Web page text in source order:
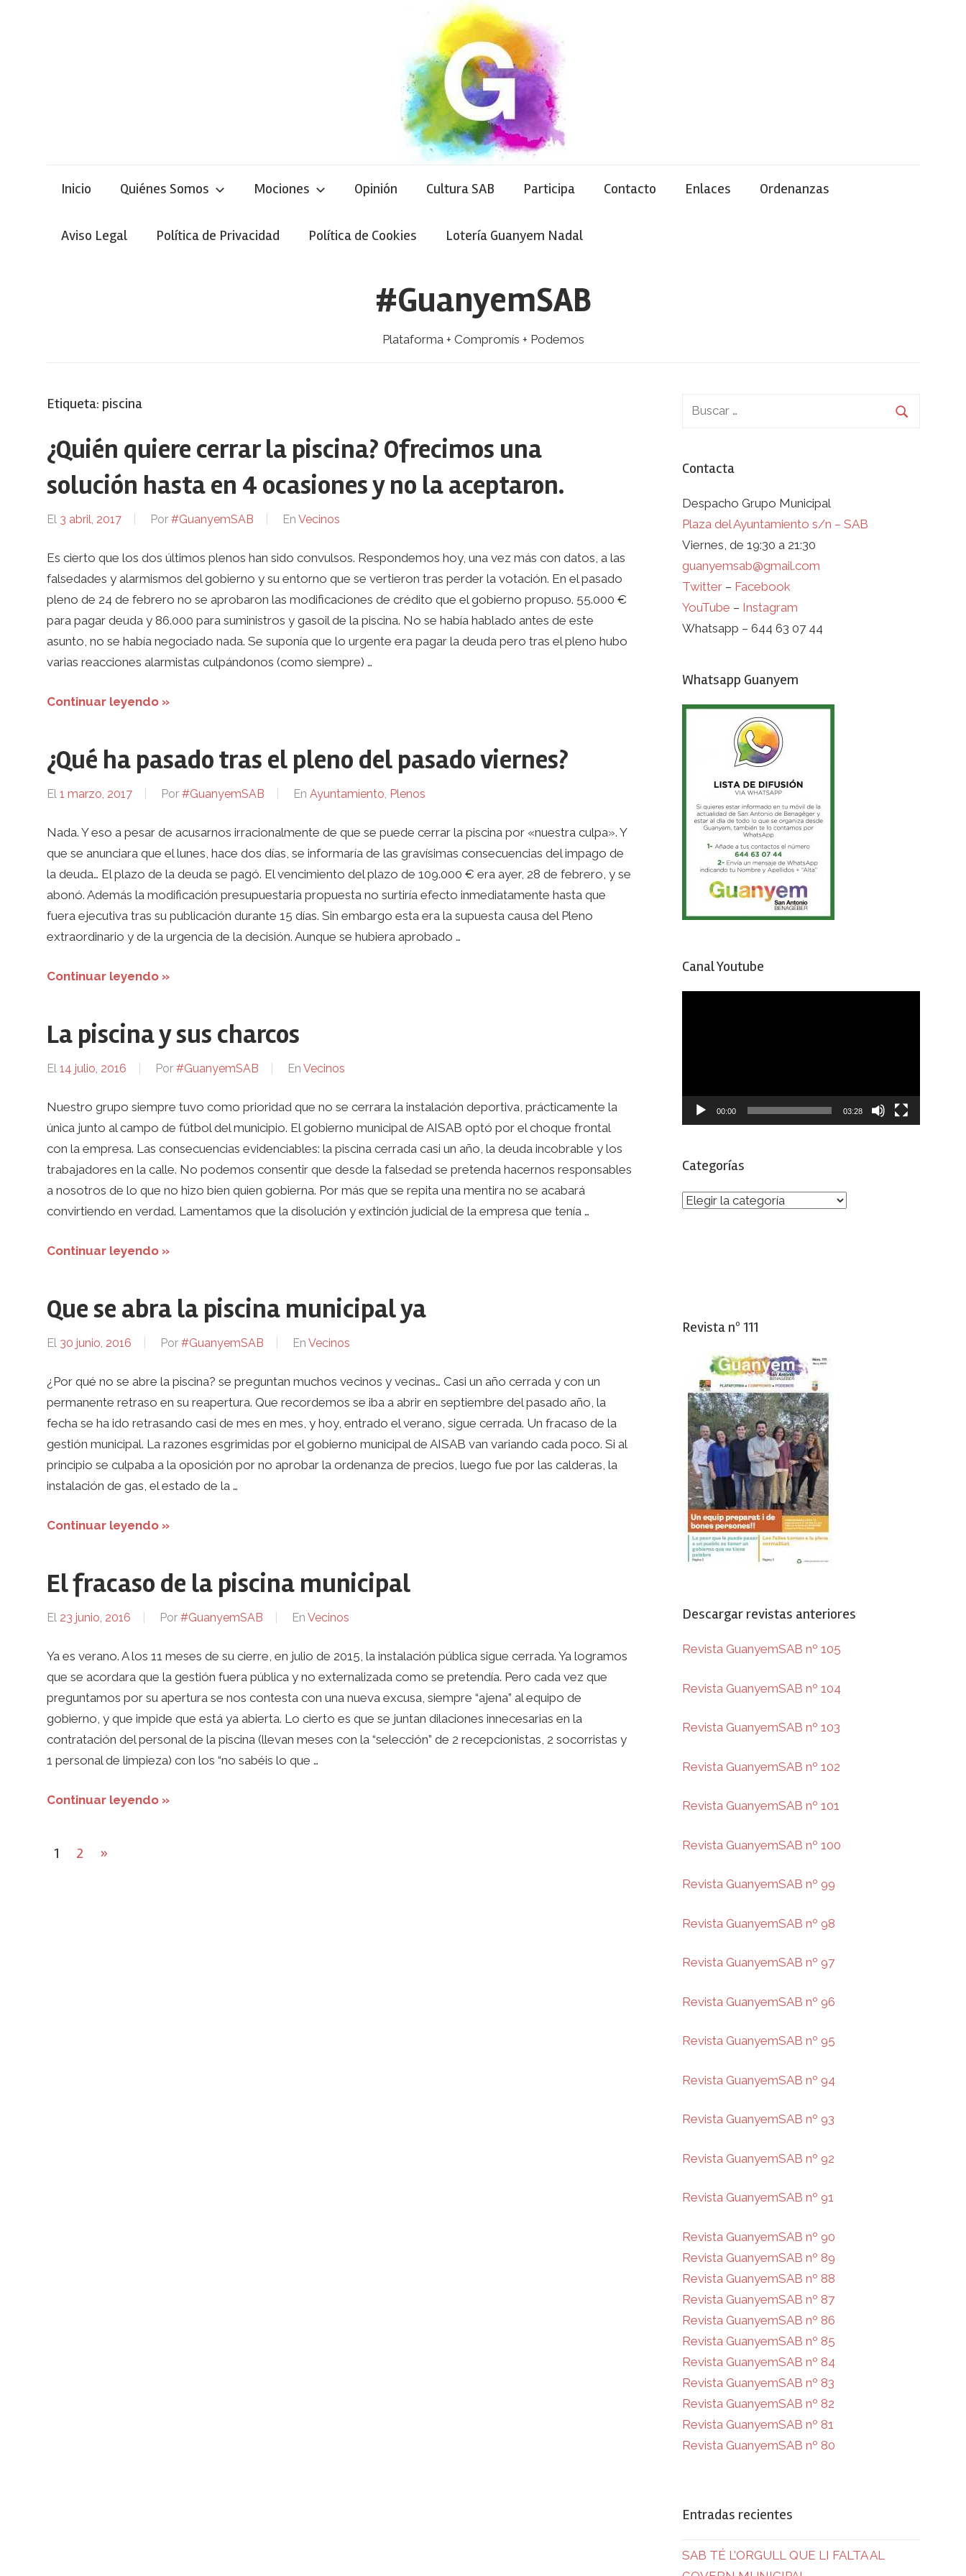
Inicio Quiénes Somos Mociones Opinión Cultura SAB Participa Contacto Enlaces Ordenanzas
Aviso Legal Política de Privacidad Política de Cookies Lotería Guanyem Nadal
#GuanyemSAB
Plataforma + Compromís + Podemos
Etiqueta: piscina
¿Quién quiere cerrar la piscina? Ofrecimos una
solución hasta en 4 ocasiones y no la aceptaron.
El 3 abril, 2017 Por #GuanyemSAB En Vecinos
Es cierto que los dos últimos plenos han sido convulsos. Respondemos hoy, una vez más con datos, a las
falsedades y alarmismos del gobierno y su entorno que se vertieron tras perder la votación. En el pasado
pleno de 24 de febrero no se aprobaron las modificaciones de crédito que el gobierno propuso. 55.000 €
para pagar deuda y 86.000 para suministros y gasoil de la piscina. No se había hablado antes de este
asunto, no se había negociado nada. Se suponía que lo urgente era pagar la deuda pero tras el pleno hubo
varias reacciones alarmistas culpándonos (como siempre) …
Continuar leyendo »
¿Qué ha pasado tras el pleno del pasado viernes?
El 1 marzo, 2017 Por #GuanyemSAB En Ayuntamiento, Plenos
Nada. Y eso a pesar de acusarnos irracionalmente de que se puede cerrar la piscina por «nuestra culpa». Y
que se anunciara que el lunes, hace dos días, se informaría de las gravísimas consecuencias del impago de
la deuda… El plazo de la deuda se pagó. El vencimiento del plazo de 109.000 € era ayer, 28 de febrero, y se
abonó. Además la modificación presupuestaria propuesta no surtiría efecto inmediatamente hasta que
fuera ejecutiva tras su publicación durante 15 días. Sin embargo esta era la supuesta causa del Pleno
extraordinario y de la urgencia de la decisión. Aunque se hubiera aprobado …
Continuar leyendo »
La piscina y sus charcos
El 14 julio, 2016 Por #GuanyemSAB En Vecinos
Nuestro grupo siempre tuvo como prioridad que no se cerrara la instalación deportiva, prácticamente la
única junto al campo de fútbol del municipio. El gobierno municipal de AISAB optó por el choque frontal
con la empresa. Las consecuencias evidenciables: la piscina cerrada casi un año, la deuda incobrable y los
trabajadores en la calle. No podemos consentir que desde la falsedad se pretenda hacernos responsables
a nosotros de lo que no hizo bien quien gobierna. Por más que se repita una mentira no se acabará
convirtiendo en verdad. Lamentamos que la disolución y extinción judicial de la empresa que tenía …
Continuar leyendo »
Que se abra la piscina municipal ya
El 30 junio, 2016 Por #GuanyemSAB En Vecinos
¿Por qué no se abre la piscina? se preguntan muchos vecinos y vecinas… Casi un año cerrada y con un
permanente retraso en su reapertura. Que recordemos se iba a abrir en septiembre del pasado año, la
fecha se ha ido retrasando casi de mes en mes, y hoy, entrado el verano, sigue cerrada. Un fracaso de la
gestión municipal. La razones esgrimidas por el gobierno municipal de AISAB van variando cada poco. Si al
principio se culpaba a la oposición por no aprobar la ordenanza de precios, luego fue por las calderas, la
instalación de gas, el estado de la …
Continuar leyendo »
El fracaso de la piscina municipal
El 23 junio, 2016 Por #GuanyemSAB En Vecinos
Ya es verano. A los 11 meses de su cierre, en julio de 2015, la instalación pública sigue cerrada. Ya logramos
que se acordara que la gestión fuera pública y no externalizada como se pretendía. Pero cada vez que
preguntamos por su apertura se nos contesta con una nueva excusa, siempre “ajena” al equipo de
gobierno, y que impide que está ya abierta. Lo cierto es que se juntan dilaciones innecesarias en la
contratación del personal de la piscina (llevan meses con la “selección” de 2 recepcionistas, 2 socorristas y
1 personal de limpieza) con los “no sabéis lo que …
Continuar leyendo »
Paginación
1 2
Next
»
Contacta
Despacho Grupo Municipal
Plaza del Ayuntamiento s/n – SAB
Viernes, de 19:30 a 21:30
guanyemsab@gmail.com
Twitter – Facebook
YouTube – Instagram
Whatsapp – 644 63 07 44
Whatsapp Guanyem
Canal Youtube
00:00 03:28
Categorías
Categorías
Revista nº 111
Descargar revistas anteriores
Revista GuanyemSAB nº 105
Revista GuanyemSAB nº 104
Revista GuanyemSAB nº 103
Revista GuanyemSAB nº 102
Revista GuanyemSAB nº 101
Revista GuanyemSAB nº 100
Revista GuanyemSAB nº 99
Revista GuanyemSAB nº 98
Revista GuanyemSAB nº 97
Revista GuanyemSAB nº 96
Revista GuanyemSAB nº 95
Revista GuanyemSAB nº 94
Revista GuanyemSAB nº 93
Revista GuanyemSAB nº 92
Revista GuanyemSAB nº 91
Revista GuanyemSAB nº 90
Revista GuanyemSAB nº 89
Revista GuanyemSAB nº 88
Revista GuanyemSAB nº 87
Revista GuanyemSAB nº 86
Revista GuanyemSAB nº 85
Revista GuanyemSAB nº 84
Revista GuanyemSAB nº 83
Revista GuanyemSAB nº 82
Revista GuanyemSAB nº 81
Revista GuanyemSAB nº 80
Entradas recientes
SAB TÉ L’ORGULL QUE LI FALTA AL